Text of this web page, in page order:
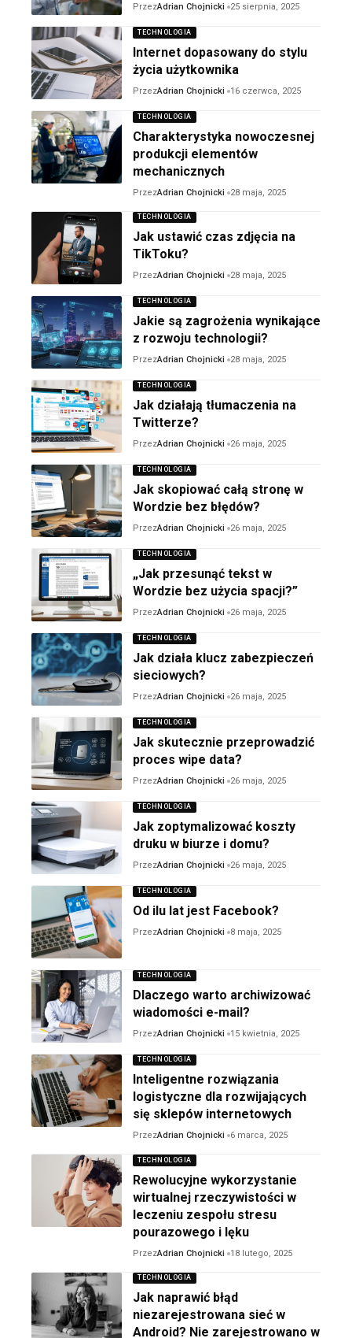
PrzezAdrian Chojnicki 25 sierpnia, 2025
TECHNOLOGIA
Internet dopasowany do stylu
życia użytkownika
PrzezAdrian Chojnicki 16 czerwca, 2025
TECHNOLOGIA
Charakterystyka nowoczesnej
produkcji elementów
mechanicznych
PrzezAdrian Chojnicki 28 maja, 2025
TECHNOLOGIA
Jak ustawić czas zdjęcia na
TikToku?
PrzezAdrian Chojnicki 28 maja, 2025
TECHNOLOGIA
Jakie są zagrożenia wynikające
z rozwoju technologii?
PrzezAdrian Chojnicki 28 maja, 2025
TECHNOLOGIA
Jak działają tłumaczenia na
Twitterze?
PrzezAdrian Chojnicki 26 maja, 2025
TECHNOLOGIA
Jak skopiować całą stronę w
Wordzie bez błędów?
PrzezAdrian Chojnicki 26 maja, 2025
TECHNOLOGIA
„Jak przesunąć tekst w
Wordzie bez użycia spacji?”
PrzezAdrian Chojnicki 26 maja, 2025
TECHNOLOGIA
Jak działa klucz zabezpieczeń
sieciowych?
PrzezAdrian Chojnicki 26 maja, 2025
TECHNOLOGIA
Jak skutecznie przeprowadzić
proces wipe data?
PrzezAdrian Chojnicki 26 maja, 2025
TECHNOLOGIA
Jak zoptymalizować koszty
druku w biurze i domu?
PrzezAdrian Chojnicki 26 maja, 2025
TECHNOLOGIA
Od ilu lat jest Facebook?
PrzezAdrian Chojnicki 8 maja, 2025
TECHNOLOGIA
Dlaczego warto archiwizować
wiadomości e-mail?
PrzezAdrian Chojnicki 15 kwietnia, 2025
TECHNOLOGIA
Inteligentne rozwiązania
logistyczne dla rozwijających
się sklepów internetowych
PrzezAdrian Chojnicki 6 marca, 2025
TECHNOLOGIA
Rewolucyjne wykorzystanie
wirtualnej rzeczywistości w
leczeniu zespołu stresu
pourazowego i lęku
PrzezAdrian Chojnicki 18 lutego, 2025
TECHNOLOGIA
Jak naprawić błąd
niezarejestrowana sieć w
Android? Nie zarejestrowano w